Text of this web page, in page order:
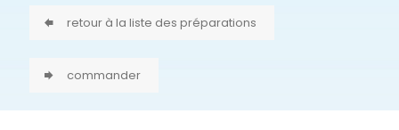
retour à la liste des préparations
commander